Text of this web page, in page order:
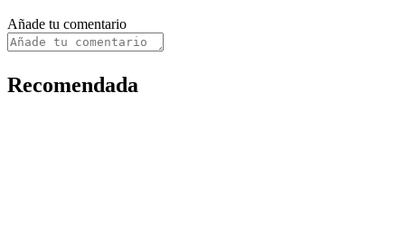
Añade tu comentario
Recomendada